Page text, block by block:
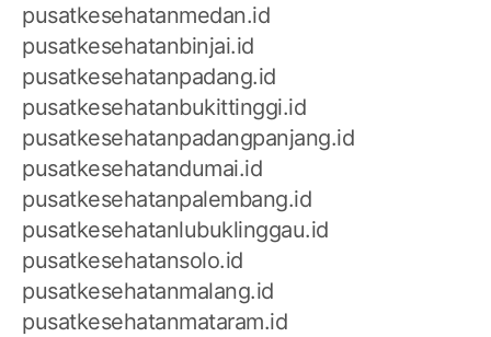
pusatkesehatanmedan.id
pusatkesehatanbinjai.id
pusatkesehatanpadang.id
pusatkesehatanbukittinggi.id
pusatkesehatanpadangpanjang.id
pusatkesehatandumai.id
pusatkesehatanpalembang.id
pusatkesehatanlubuklinggau.id
pusatkesehatansolo.id
pusatkesehatanmalang.id
pusatkesehatanmataram.id